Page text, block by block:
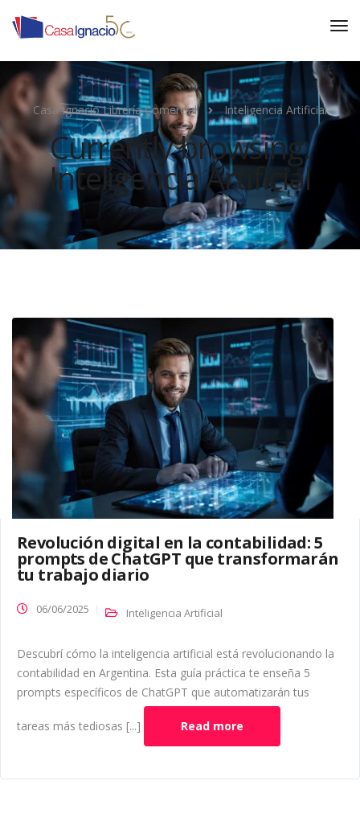
Casa Ignacio Librería Comercial Inteligencia Artificial
Currently browsing:
Inteligencia Artificial
Revolución digital en la contabilidad: 5
prompts de ChatGPT que transformarán
tu trabajo diario
06/06/2025 Inteligencia Artificial
Descubrí cómo la inteligencia artificial está revolucionando la
contabilidad en Argentina. Esta guía práctica te enseña 5
prompts específicos de ChatGPT que automatizarán tus
tareas más tediosas [...] Read more